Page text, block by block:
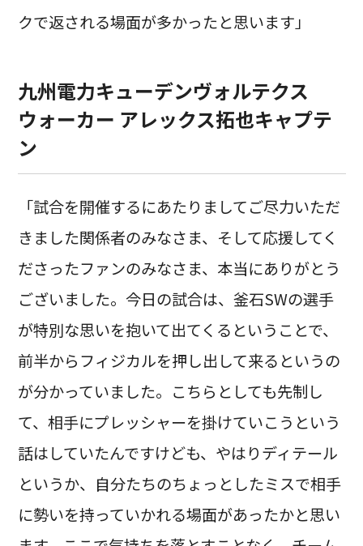
クで返される場面が多かったと思います」
九州電力キューデンヴォルテクス
ウォーカー アレックス拓也キャプテ
ン
「試合を開催するにあたりましてご尽力いただ
きました関係者のみなさま、そして応援してく
ださったファンのみなさま、本当にありがとう
ございました。今日の試合は、釜石SWの選手
が特別な思いを抱いて出てくるということで、
前半からフィジカルを押し出して来るというの
が分かっていました。こちらとしても先制し
て、相手にプレッシャーを掛けていこうという
話はしていたんですけども、やはりディテール
というか、自分たちのちょっとしたミスで相手
に勢いを持っていかれる場面があったかと思い